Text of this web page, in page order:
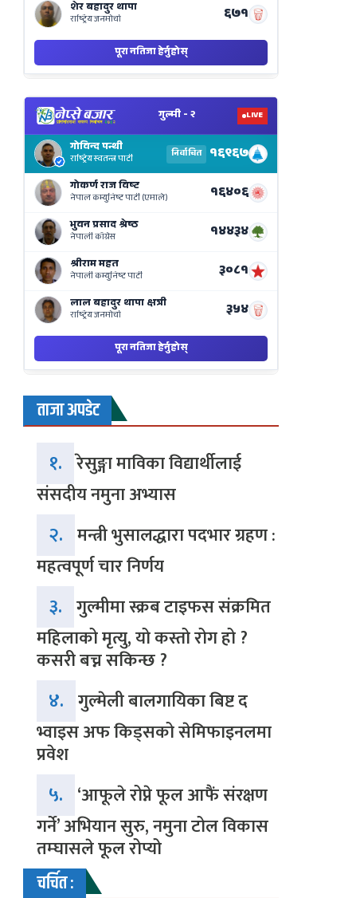
ताजा अपडेट
१. रेसुङ्गा माविका विद्यार्थीलाई
संसदीय नमुना अभ्यास
२. मन्त्री भुसालद्धारा पदभार ग्रहण :
महत्वपूर्ण चार निर्णय
३. गुल्मीमा स्क्रब टाइफस संक्रमित
महिलाको मृत्यु, यो कस्तो रोग हो ?
कसरी बच्न सकिन्छ ?
४. गुल्मेली बालगायिका बिष्ट द
भ्वाइस अफ किड्सको सेमिफाइनलमा
प्रवेश
५. ‘आफूले रोप्ने फूल आफैं संरक्षण
गर्ने’ अभियान सुरु, नमुना टोल विकास
तम्घासले फूल रोप्यो
चर्चित :